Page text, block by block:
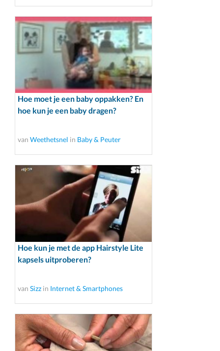
Hoe moet je een baby oppakken? En
hoe kun je een baby dragen?
van Weethetsnel in Baby & Peuter
Hoe kun je met de app Hairstyle Lite
kapsels uitproberen?
van Sizz in Internet & Smartphones